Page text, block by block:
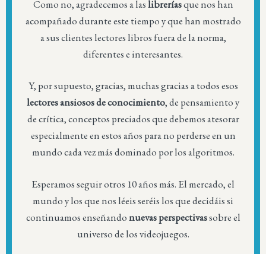
Como no, agradecemos a laslibreríasque nos han
acompañado durante este tiempo y que han mostrado
a sus clientes lectores libros fuera de la norma,
diferentes e interesantes.
Y, por supuesto, gracias, muchas gracias a todos esos
lectores ansiosos de conocimiento, de pensamiento y
de crítica, conceptos preciados que debemos atesorar
especialmente en estos años para no perderse en un
mundo cada vez más dominado por los algoritmos.
Esperamos seguir otros 10 años más. El mercado, el
mundo y los que nos léeis seréis los que decidáis si
continuamos enseñandonuevas perspectivassobre el
universo de los videojuegos.